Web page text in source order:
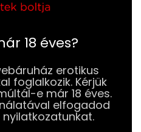
18 éves?
erotikus
foglalkozik. Kérjük
e már 18 éves.
elfogadod